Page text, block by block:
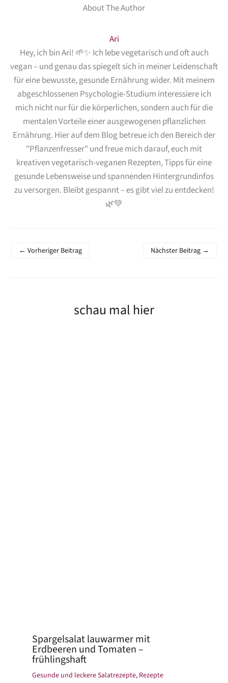
About The Author
Ari
Hey, ich bin Ari! 🌱✨ Ich lebe vegetarisch und oft auch
vegan – und genau das spiegelt sich in meiner Leidenschaft
für eine bewusste, gesunde Ernährung wider. Mit meinem
abgeschlossenen Psychologie-Studium interessiere ich
mich nicht nur für die körperlichen, sondern auch für die
mentalen Vorteile einer ausgewogenen pflanzlichen
Ernährung. Hier auf dem Blog betreue ich den Bereich der
"Pflanzenfresser" und freue mich darauf, euch mit
kreativen vegetarisch-veganen Rezepten, Tipps für eine
gesunde Lebensweise und spannenden Hintergrundinfos
zu versorgen. Bleibt gespannt – es gibt viel zu entdecken!
🌿💚
← Vorheriger Beitrag Nächster Beitrag →
schau mal hier
Spargelsalat lauwarmer mit
Erdbeeren und Tomaten –
frühlingshaft
Gesunde und leckere Salatrezepte, Rezepte